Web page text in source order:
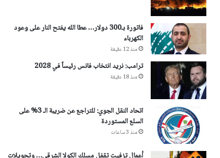
فاتورة بـ300 دولار… عطا الله يفتح النار على وعود
الكهرباء
منذ 12 دقيقة
ترامب: نريد انتخاب فانس رئيساً في 2028
منذ 18 دقيقة
اتحاد النقل الجوي: للتراجع عن ضريبة الـ 3% على
السلع المستوردة
منذ 3 ساعات